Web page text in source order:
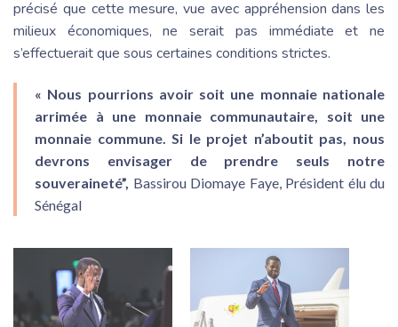
précisé que cette mesure, vue avec appréhension dans les
milieux économiques, ne serait pas immédiate et ne
s’effectuerait que sous certaines conditions strictes.
« Nous pourrions avoir soit une monnaie nationale
arrimée à une monnaie communautaire, soit une
monnaie commune. Si le projet n’aboutit pas, nous
devrons envisager de prendre seuls notre
souveraineté”, Bassirou Diomaye Faye, Président élu du
Sénégal